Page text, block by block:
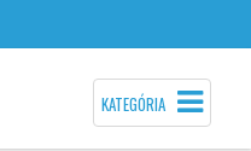
KATEGÓRIA